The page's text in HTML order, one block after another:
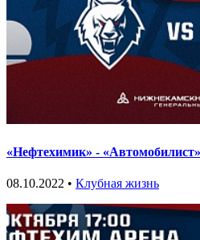
«Нефтехимик» -
08.10.2022 • Клубная жизнь